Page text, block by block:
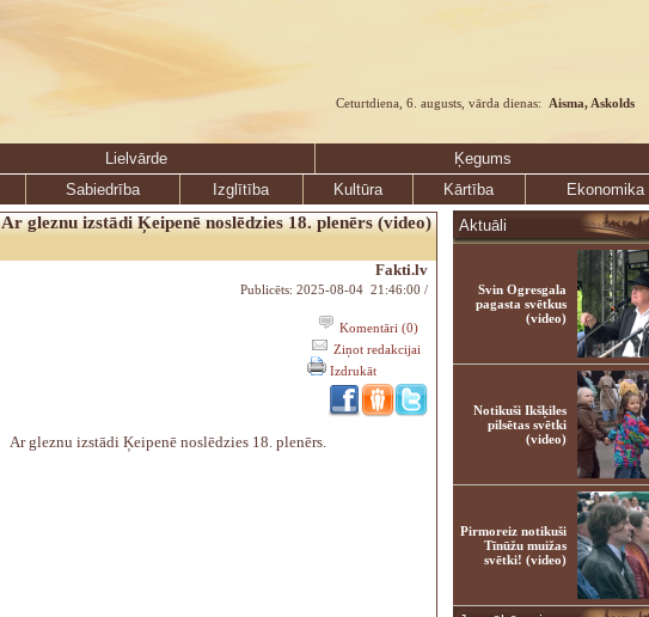
Ceturtdiena, 6. augusts, vārda dienas: Aisma, Askolds
Lielvārde Ķegums
Sabiedrība Izglītība Kultūra Kārtība Ekonomika
Ar gleznu izstādi Ķeipenē noslēdzies 18. plenērs (video)
Fakti.lv
Publicēts: 2025-08-04 21:46:00 /
Komentāri (0)
Ziņot redakcijai
Izdrukāt
Ar gleznu izstādi Ķeipenē noslēdzies 18. plenērs.
Aktuāli
Svin Ogresgala
pagasta svētkus
(video)
Notikuši Ikšķiles
pilsētas svētki
(video)
Pirmoreiz notikuši
Tīnūžu muižas
svētki! (video)